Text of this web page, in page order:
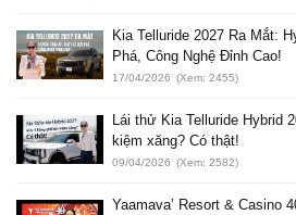
Kia Telluride 2027 Ra Mắt:
Phá, Công Nghệ Đỉnh Cao!
17/04/2026 (Xem: 2455)
Lái thử Kia Telluride Hybrid
kiệm xăng? Có thật!
09/04/2026 (Xem: 2582)
Yaamava’ Resort & Casino